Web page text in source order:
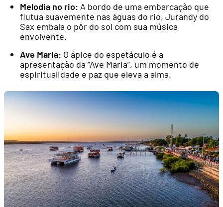
Melodia no rio: A bordo de uma embarcação que
flutua suavemente nas águas do rio, Jurandy do
Sax embala o pôr do sol com sua música
envolvente.
Ave Maria: O ápice do espetáculo é a
apresentação da “Ave Maria”, um momento de
espiritualidade e paz que eleva a alma.